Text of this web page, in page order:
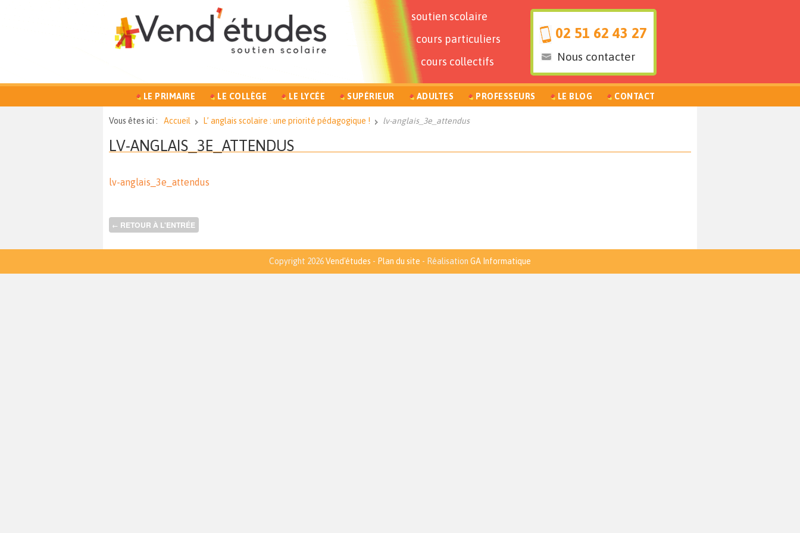
soutien scolaire
cours particuliers
cours collectifs
02 51 62 43 27
Nous contacter
LE PRIMAIRE LE COLLÈGE LE LYCÉE SUPÉRIEUR ADULTES PROFESSEURS LE BLOG CONTACT
Vous êtes ici : Accueil L’ anglais scolaire : une priorité pédagogique ! lv-anglais_3e_attendus
LV-ANGLAIS_3E_ATTENDUS
lv-anglais_3e_attendus
← RETOUR À L'ENTRÉE
Copyright 2026Vend'études - Plan du site - Réalisation GA Informatique